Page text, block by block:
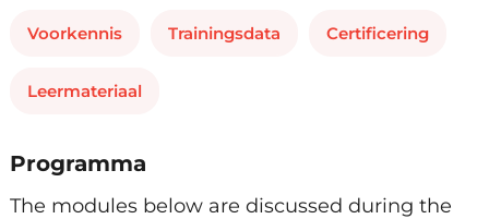
Voorkennis Trainingsdata Certificering
Leermateriaal
Programma
The modules below are discussed during the